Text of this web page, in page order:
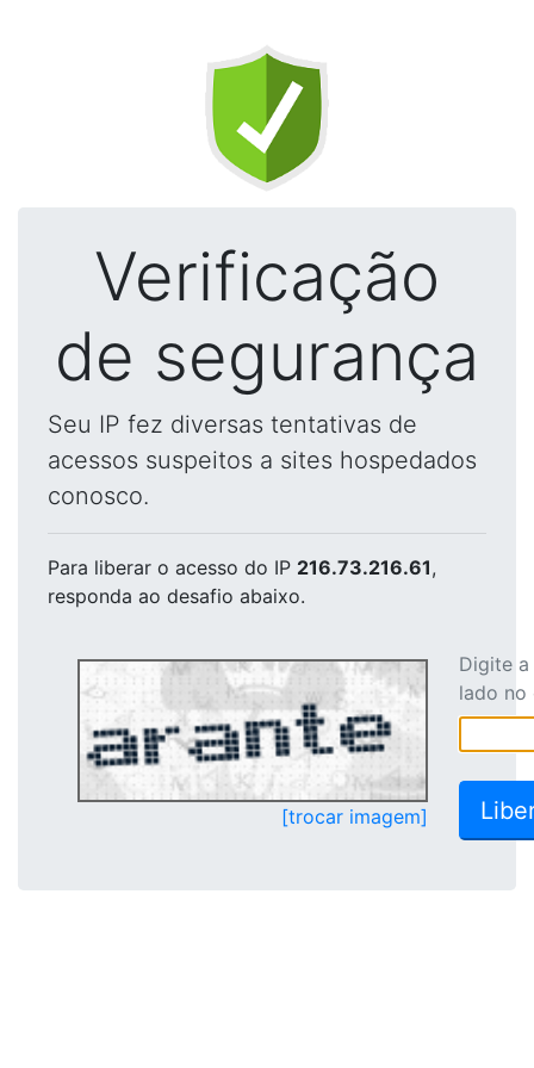
Verificação
de segurança
Seu IP fez diversas tentativas de
acessos suspeitos a sites hospedados
conosco.
Para liberar o acesso do IP 216.73.216.61,
responda ao desafio abaixo.
[trocar imagem]
Digite
lado no